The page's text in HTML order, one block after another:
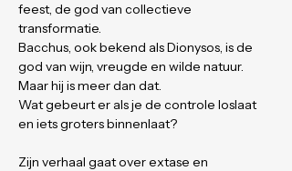
feest, de god van collectieve
transformatie.
Bacchus, ook bekend als Dionysos, is de
god van wijn, vreugde en wilde natuur.
Maar hij is meer dan dat.
Wat gebeurt er als je de controle loslaat
en iets groters binnenlaat?
Zijn verhaal gaat over extase en